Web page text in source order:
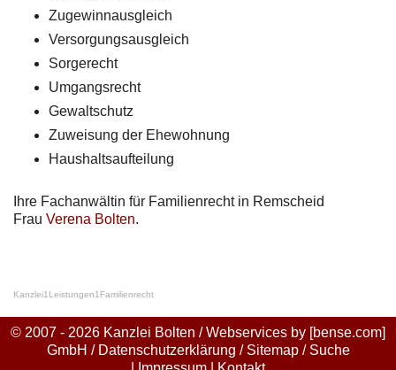
Zugewinnausgleich
Versorgungsausgleich
Sorgerecht
Umgangsrecht
Gewaltschutz
Zuweisung der Ehewohnung
Haushaltsaufteilung
Ihre Fachanwältin für Familienrecht in Remscheid
Frau Verena Bolten.
Kanzlei1 Leistungen1 Familienrecht
© 2007 - 2026 Kanzlei Bolten / Webservices by [bense.com]
GmbH / Datenschutzerklärung / Sitemap/ Suche